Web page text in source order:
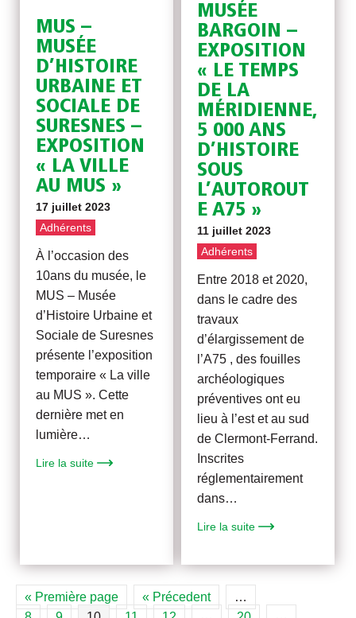
MUS –
MUSÉE
D’HISTOIRE
URBAINE ET
SOCIALE DE
SURESNES –
EXPOSITION
« LA VILLE
AU MUS »
17 juillet 2023
Adhérents
À l’occasion des
10ans du musée, le
MUS – Musée
d’Histoire Urbaine et
Sociale de Suresnes
présente l’exposition
temporaire « La ville
au MUS ». Cette
dernière met en
lumière…
Lire la suite
MUSÉE
BARGOIN –
EXPOSITION
« LE TEMPS
DE LA
MÉRIDIENNE,
5 000 ANS
D’HISTOIRE
SOUS
L’AUTOROUT
E A75 »
11 juillet 2023
Adhérents
Entre 2018 et 2020,
dans le cadre des
travaux
d’élargissement de
l’A75 , des fouilles
archéologiques
préventives ont eu
lieu à l’est et au sud
de Clermont-Ferrand.
Inscrites
réglementairement
dans…
Lire la suite
« Première page « Précedent
…